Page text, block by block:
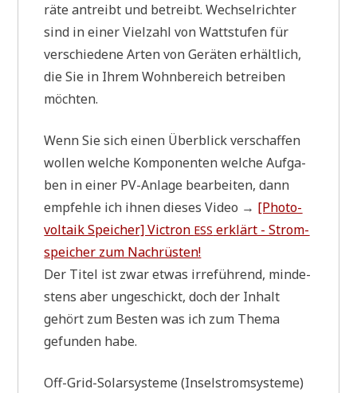
rä­te antreibt und betreibt. Wech­sel­rich­ter
sind in einer Viel­zahl von Watt­stu­fen für
ver­schie­de­ne Arten von Gerä­ten erhält­lich,
die Sie in Ihrem Wohn­be­reich betrei­ben
möchten.
Wenn Sie sich einen Über­blick ver­schaf­fen
wol­len wel­che Kom­po­nen­ten wel­che Auf­ga­
ben in einer PV-Anla­ge bear­bei­ten, dann
emp­feh­le ich ihnen die­ses Video → [Pho­to­
vol­ta­ik Spei­cher] Vic­tron ESS erklärt - Strom­
spei­cher zum Nachrüsten!
Der Titel ist zwar etwas irre­füh­rend, min­de­
stens aber unge­schickt, doch der Inhalt
gehört zum Besten was ich zum The­ma
gefun­den habe.
Off-Grid-Solar­sy­ste­me (Insel­strom­sy­ste­me)